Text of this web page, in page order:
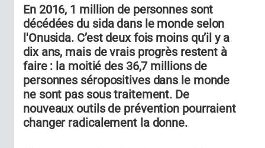
En 2016, 1 million de personnes sont
décédées du sida dans le monde selon
l'Onusida. C’est deux fois moins qu’il y a
dix ans, mais de vrais progrès restent à
faire : la moitié des 36,7 millions de
personnes séropositives dans le monde
ne sont pas sous traitement. De
nouveaux outils de prévention pourraient
changer radicalement la donne.